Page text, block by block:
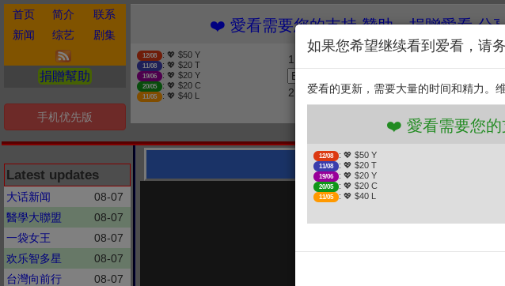
首页 简介
联系
新闻
综艺 剧集
捐贈幫助
手机优先版
❤️ 愛看需要您的支持 贊助、捐贈愛看 分享、
12/08 : 💖 $50 Y
11/08 : 💖 $20 T
19/06 : 💖 $20 Y
20/05 : 💖 $20 C
11/05 : 💖 $40 L
1. 选择金额
2. 点击捐赠支持
Latest updates
大话新闻
08-07
醫學大聯盟
08-07
一袋女王
08-07
欢乐智多星
08-07
台灣向前行
08-07
壹周立波秀 波波话题秀 水污染
如果您希望继续看到爱看，请
爱看的更新，需要大量的时间和精力。
❤️ 愛看需要您的支持
12/08 : 💖 $50 Y
11/08 : 💖 $20 T
19/06 : 💖 $20 Y
20/05 : 💖 $20 C
11/05 : 💖 $40 L